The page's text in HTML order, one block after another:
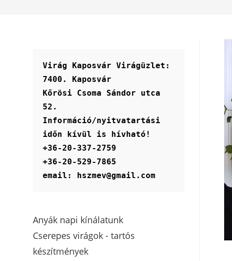
Virág Kaposvár Virágüzlet:
7400. Kaposvár
Kőrösi Csoma Sándor utca
52.
Információ/nyitvatartási
időn kívül is hívható!
+36-20-337-2759
+36-20-529-7865
email: hszmev@gmail.com
Anyák napi kínálatunk
Cserepes virágok - tartós
készítmények